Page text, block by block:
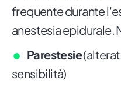
frequente durante
anestesia epidurale.
Parestesie
sensibilità)